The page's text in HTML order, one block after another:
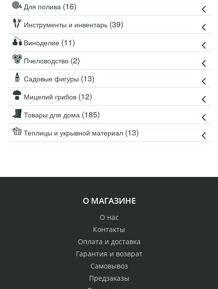
Для полива (16)
Инструменты и инвентарь (39)
Виноделие (11)
Пчеловодство (2)
Садовые фигуры (13)
Мицелий грибов (12)
Товары для дома (185)
Теплицы и укрывной материал (13)
О МАГАЗИНЕ
О нас
Контакты
Оплата и доставка
Гарантия и возврат
Самовывоз
Предзаказы